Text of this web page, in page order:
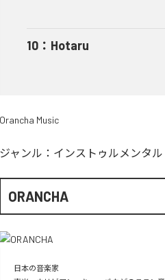
10 ： Hotaru
Orancha Music
ジャンル： インストゥルメンタル
ORANCHA
日本の音楽家